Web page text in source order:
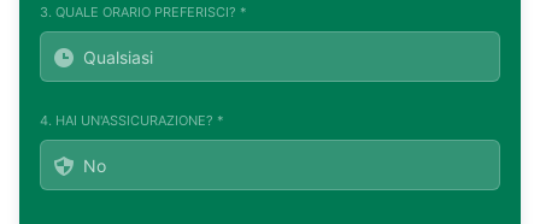
3. QUALE ORARIO PREFERISCI? *
4. HAI UN'ASSICURAZIONE? *